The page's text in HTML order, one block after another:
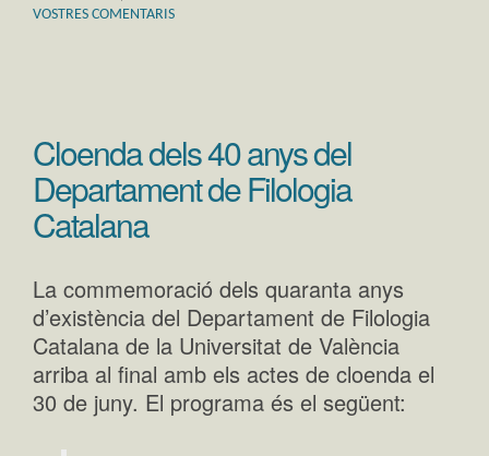
VOSTRES COMENTARIS
Cloenda dels 40 anys del
Departament de Filologia
Catalana
La commemoració dels quaranta anys
d’existència del Departament de Filologia
Catalana de la Universitat de València
arriba al final amb els actes de cloenda el
30 de juny. El programa és el següent: